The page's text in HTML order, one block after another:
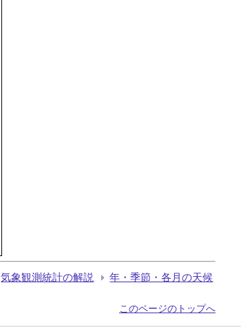
気象観測統計の解説 年・季節・各月の天候
このページのトップへ